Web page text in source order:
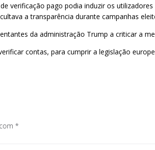
verificação pago podia induzir os
a transparência durante campanhas
da administração Trump a criticar a
contas, para cumprir a legislação
*